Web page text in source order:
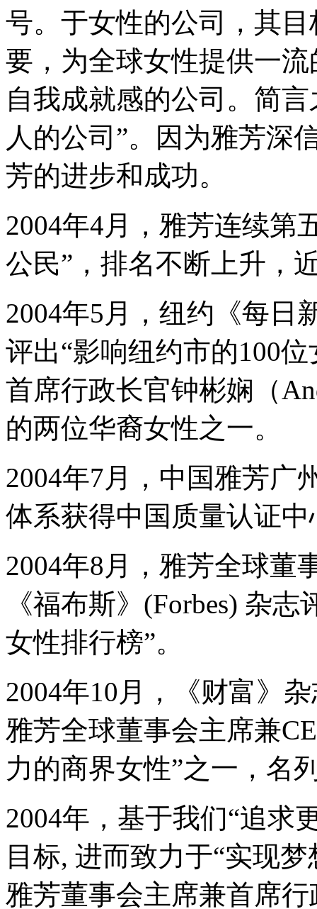
号。于女性的公司，其
要，为全球女性提供一
自我成就感的公司。简
人的公司”。因为雅芳深
芳的进步和成功。
2004年4月，雅芳连续第
公民”，排名不断上升，
2004年5月，纽约《每日
评出“影响纽约市的100
首席行政长官钟彬娴（
的两位华裔女性之一。
2004年7月，中国雅芳广
体系获得中国质量认证中
2004年8月，雅芳全球董
《福布斯》(Forbes) 杂
女性排行榜”。
2004年10月，《财富》
雅芳全球董事会主席兼
力的商界女性”之一，名
2004年，基于我们“追求
目标, 进而致力于“实现梦
雅芳董事会主席兼首席行